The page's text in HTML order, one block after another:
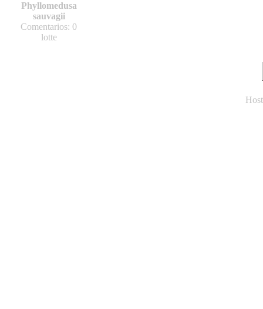
Phyllomedusa
sauvagii
Comentarios: 0
lotte